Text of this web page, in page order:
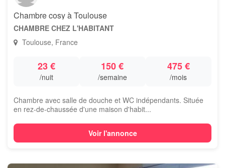
Chambre cosy à Toulouse
CHAMBRE CHEZ L'HABITANT
Toulouse, France
23 €
/nuit
150 €
/semaine
475 €
/mois
Chambre avec salle de douche et WC indépendants. Située
en rez-de-chaussée d'une maison d'habit...
Voir l'annonce